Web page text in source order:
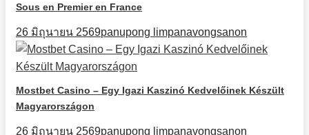
Sous en Premier en France
26 มิถุนายน 2569panupong limpanavongsanon
Mostbet Casino – Egy Igazi Kaszinó Kedvelőinek Készült
Magyarországon
26 มิถุนายน 2569panupong limpanavongsanon